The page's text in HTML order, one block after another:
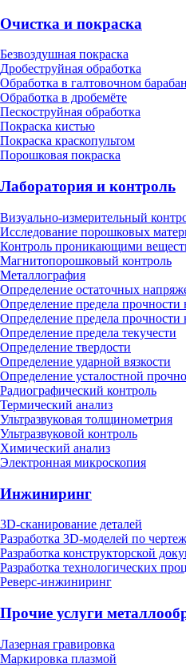
Очистка и покраска
Безвоздушная покраска
Дробеструйная обработка
Обработка в галтовочном
Обработка в дробемёте
Пескоструйная обработка
Покраска кистью
Покраска краскопультом
Порошковая покраска
Лаборатория и контроль
Визуально-измерительный
Исследование порошковых
Контроль проникающими
Магнитопорошковый контроль
Металлография
Определение остаточных
Определение предела прочности
Определение предела прочности
Определение предела текучести
Определение твердости
Определение ударной вязкости
Определение усталостной
Радиографический контроль
Термический анализ
Ультразвуковая толщинометрия
Ультразвуковой контроль
Химический анализ
Электронная микроскопия
Инжиниринг
3D-сканирование деталей
Разработка 3D-моделей по
Разработка конструкторской
Разработка технологических
Реверс-инжиниринг
Прочие услуги
Лазерная гравировка
Маркировка плазмой